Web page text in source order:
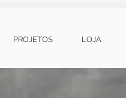
PROJETOS LOJA